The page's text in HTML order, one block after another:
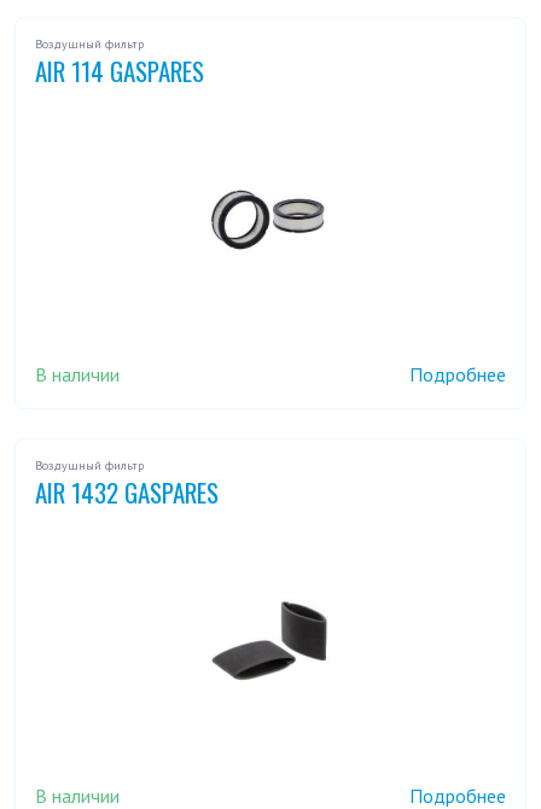
Воздушный фильтр
AIR 114 GASPARES
В наличии Подробнее
Воздушный фильтр
AIR 1432 GASPARES
В наличии Подробнее